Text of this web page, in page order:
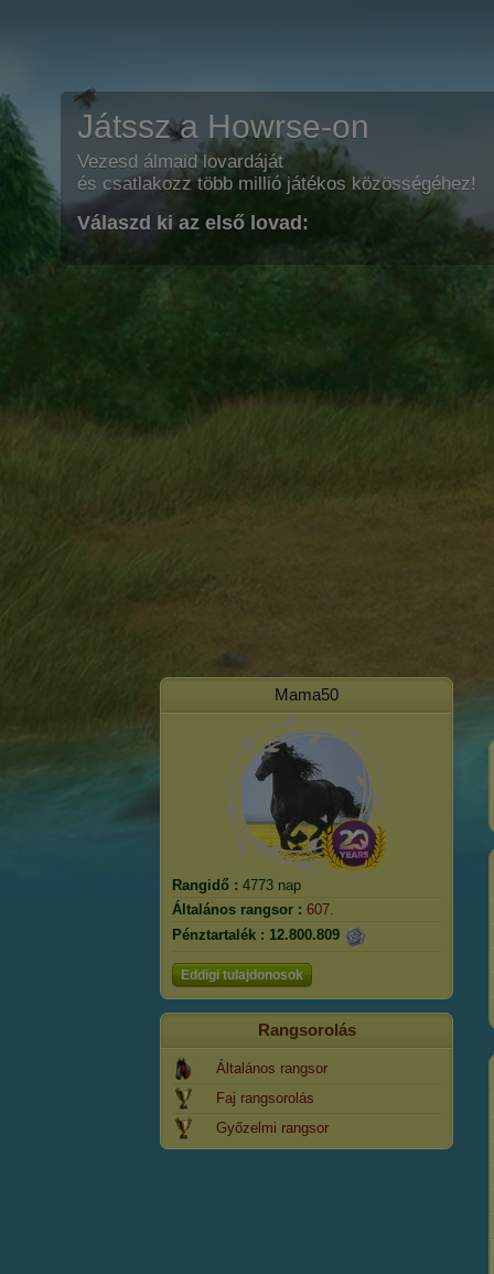
Játssz a Howrse-on
Vezesd álmaid lovardáját
és csatlakozz több millió játékos közösségéhez!
Válaszd ki az első lovad:
Mama50
Rangidő : 4773 nap
Általános rangsor : 607.
Pénztartalék : 12.800.809
Eddigi tulajdonosok
Rangsorolás
Általános rangsor
Faj rangsorolás
Győzelmi rangsor